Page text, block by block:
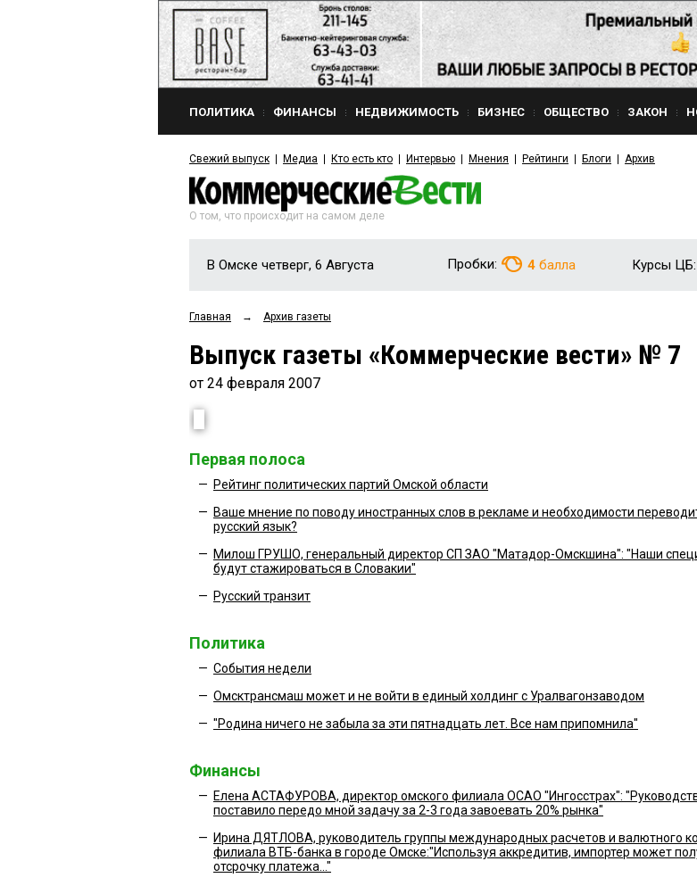
ПОЛИТИКА ФИНАНСЫ НЕДВИЖИМОСТЬ БИЗНЕС ОБЩЕСТВО ЗАКОН
Свежий выпуск Медиа Кто есть кто Интервью Мнения Рейтинги Блоги Архив
О том, что происходит на самом деле
В Омске четверг, 6 Августа Пробки: 4 балла Курсы ЦБ:
Главная → Архив газеты
Выпуск газеты «Коммерческие вести» № 7
от 24 февраля 2007
Первая полоса
— Рейтинг политических партий Омской области
— Ваше мнение по поводу иностранных слов в рекламе и необходимости
русский язык?
— Милош ГРУШО, генеральный директор СП ЗАО "Матадор-Омскшина": "Наши
будут стажироваться в Словакии"
— Русский транзит
Политика
— События недели
— Омсктрансмаш может и не войти в единый холдинг с Уралвагонзаводом
— "Родина ничего не забыла за эти пятнадцать лет. Все нам припомнила"
Финансы
— Елена АСТАФУРОВА, директор омского филиала ОСАО "Ингосстрах":
поставило передо мной задачу за 2-3 года завоевать 20% рынка"
— Ирина ДЯТЛОВА, руководитель группы международных расчетов и валютного
филиала ВТБ-банка в городе Омске:"Используя аккредитив, импортер может
отсрочку платежа..."